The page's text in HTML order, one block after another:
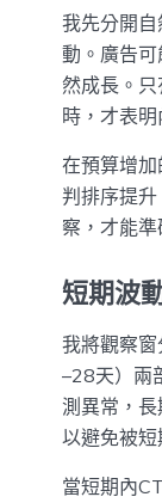
我先分開
動。廣告
然成長。
時，才表
在預算增
判排序提
察，才能
短期波
我將觀察
–28天）兩
測異常，
以避免被短
當短期內